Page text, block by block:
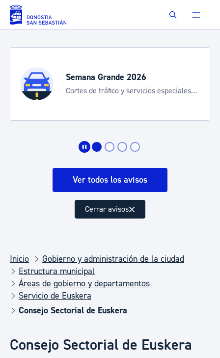
Saltar al contenido principal Buscar
Semana Grande 2026
Cortes de tráfico y servicios especiales
Ver todos los avisos
Cerrar avisos
Inicio
Gobierno y administración de la ciudad
Estructura municipal
Áreas de gobierno y departamentos
Servicio de Euskera
Consejo Sectorial de Euskera
Consejo Sectorial de Euskera